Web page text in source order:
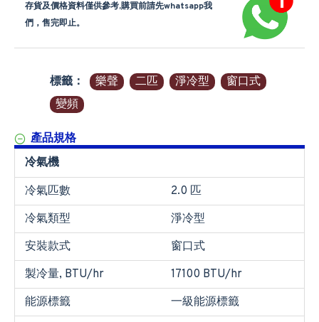
存貨及價格資料僅供參考,購買前請先whatsapp我
們，售完即止。
標籤： 樂聲 二匹 淨冷型
窗口式
變頻
產品規格
冷氣機
冷氣匹數
2.0 匹
冷氣類型
淨冷型
安裝款式
窗口式
製冷量, BTU/hr
17100 BTU/hr
能源標籤
一級能源標籤